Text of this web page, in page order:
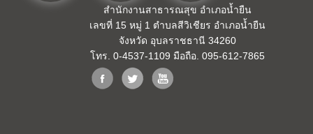
สำนักงานสาธารณสุข อำเภอน้ำยืน
เลขที่ 15 หมู่ 1 ตำบลสีวิเชียร อำเภอน้ำยืน
จังหวัด อุบลราชธานี 34260
โทร. 0-4537-1109 มือถือ. 095-612-7865